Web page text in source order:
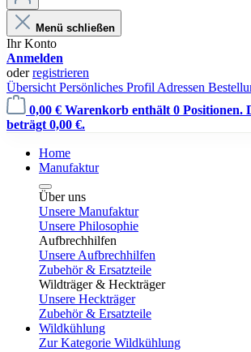
Menü schließen
Ihr Konto
Anmelden
oderregistrieren
Übersicht Persönliches Profil Adressen
0,00 € Warenkorb enthält 0 Positionen.
beträgt 0,00 €.
Home
Manufaktur
Über uns
Unsere Manufaktur
Unsere Philosophie
Aufbrechhilfen
Unsere Aufbrechhilfen
Zubehör & Ersatzteile
Wildträger & Heckträger
Unsere Heckträger
Zubehör & Ersatzteile
Wildkühlung
Zur Kategorie Wildkühlung